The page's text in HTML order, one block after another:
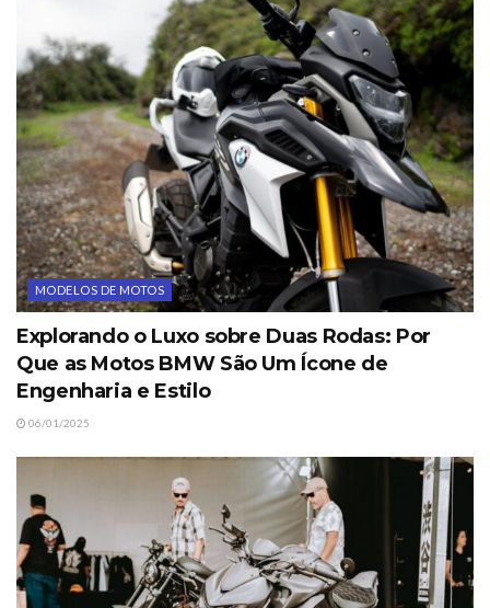
MODELOS DE MOTOS
Explorando o Luxo sobre Duas Rodas: Por
Que as Motos BMW São Um Ícone de
Engenharia e Estilo
06/01/2025